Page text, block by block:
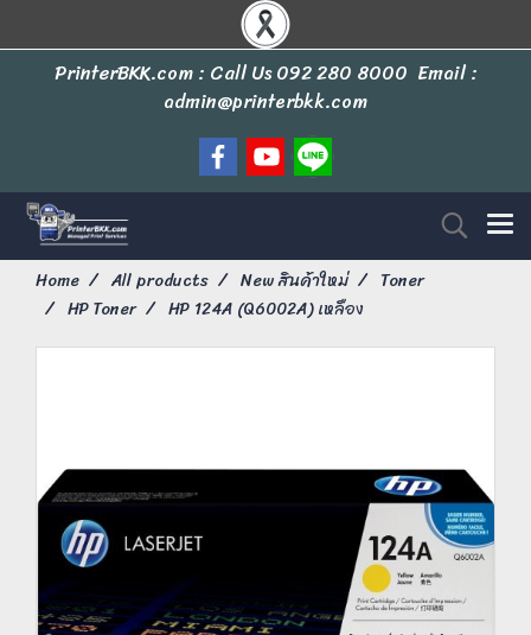
PrinterBKK.com : Call Us092 280 8000 Email :
admin@printerbkk.com
Home All products New สินค้าใหม่
Toner
HP Toner
HP 124A (Q6002A) เหลือง